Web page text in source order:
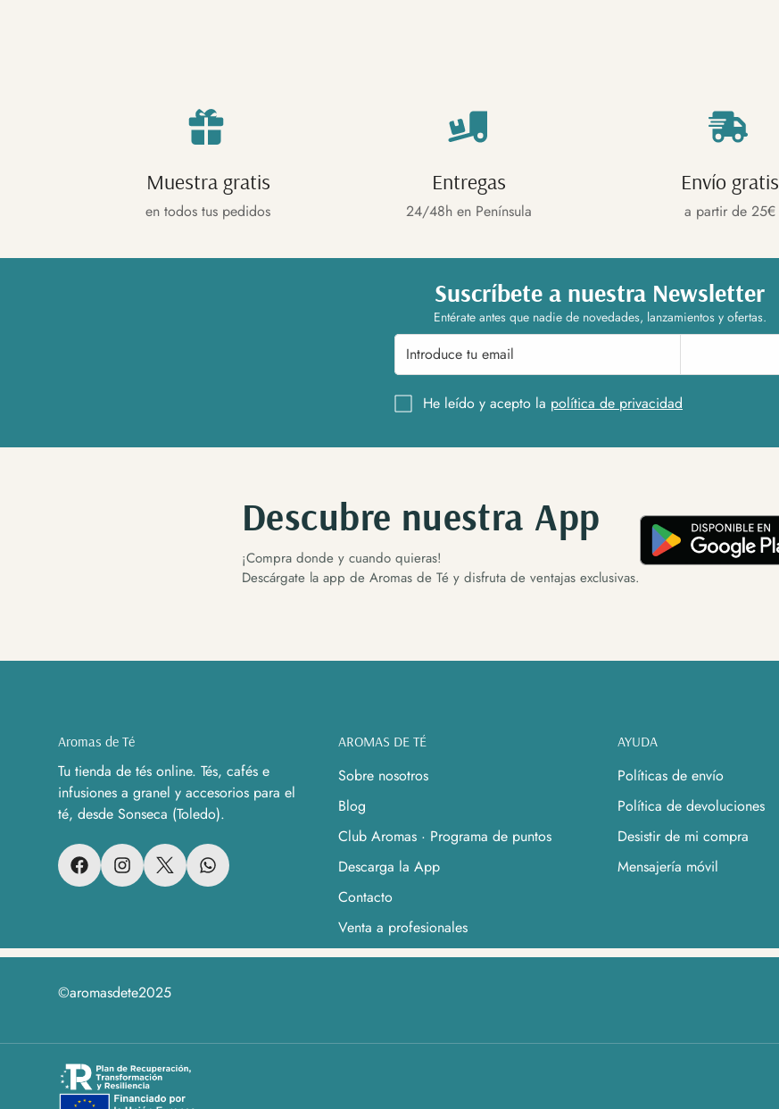
Muestra gratis
en todos tus pedidos
Entregas
24/48h en Península
Envío gratis
a partir de 25€
Suscríbete a nuestra Newsletter
Entérate antes que nadie de novedades, lanzamientos y ofertas.
He leído y acepto la política de privacidad
Descubre nuestra App
¡Compra donde y cuando quieras!
Descárgate la app de Aromas de Té y disfruta de ventajas exclusivas.
Aromas de Té
Tu tienda de tés online. Tés, cafés e
infusiones a granel y accesorios para el
té, desde Sonseca (Toledo).
AROMAS DE TÉ
Sobre nosotros
Blog
Club Aromas · Programa de puntos
Descarga la App
Contacto
Venta a profesionales
AYUDA
Políticas de envío
Política de devoluciones
Desistir de mi compra
Mensajería móvil
©aromasdete2025